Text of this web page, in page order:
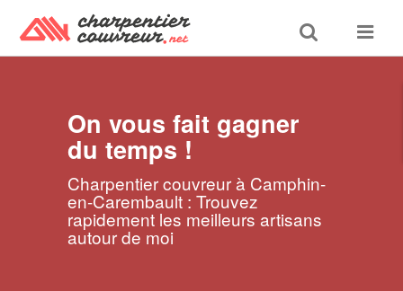
Toggle
search
Toggle
On vous fait gagner
du temps !
Charpentier couvreur à Camphin-
en-Carembault : Trouvez
rapidement les meilleurs artisans
autour de moi